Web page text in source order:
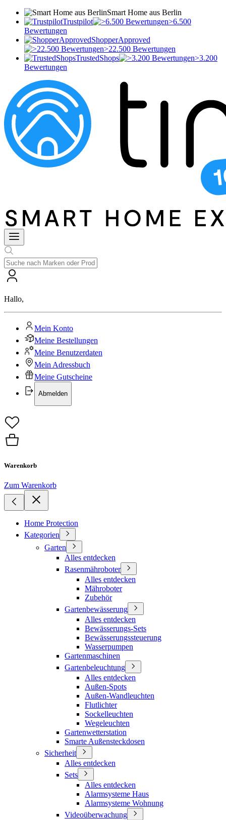
Smart Home aus Berlin
Trustpilot
>6.500
Bewertungen
ShopperApproved
>22.500 Bewertungen
TrustedShops
>3.200
Bewertungen
Hallo,
Mein Konto
Meine Bestellungen
Meine Benutzerdaten
Mein Adressbuch
Meine Gutscheine
Abmelden
Warenkorb
Zum Warenkorb
Home Protection
Kategorien
Garten
Alles entdecken
Rasenmähroboter
Alles entdecken
Mähroboter
Zubehör
Gartenbewässerung
Alles entdecken
Bewässerungs-Sets
Bewässerungssteuerung
Wasserpumpen
Gartenmaschinen
Gartenbeleuchtung
Alles entdecken
Außen-Spots
Außen-Wandleuchten
Flutlichter
Sockelleuchten
Wegeleuchten
Gartenwetterstation
Smarte Außensteckdosen
Sicherheit
Alles entdecken
Sets
Alles entdecken
Alarmsysteme Haus
Alarmsysteme Wohnung
Videoüberwachung